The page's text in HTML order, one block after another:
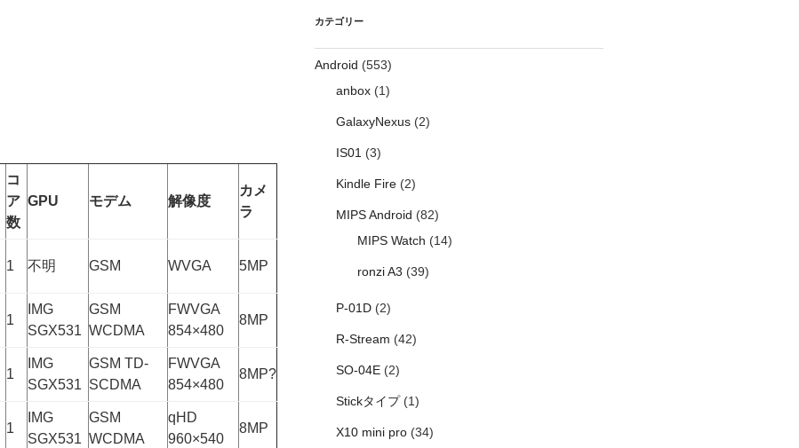
コ
ア
数
GPU モデム 解像度
カメ
ラ
1 不明 GSM WVGA 5MP
1
IMG
SGX531
GSM
WCDMA
FWVGA
854×480
8MP
1
IMG
SGX531
GSM TD-
SCDMA
FWVGA
854×480
8MP?
1
IMG
SGX531
GSM
WCDMA
qHD
960×540
8MP
カテゴリー
Android (553)
anbox(1)
GalaxyNexus(2)
IS01(3)
Kindle Fire(2)
MIPS Android (82)
MIPS Watch (14)
ronzi A3 (39)
P-01D(2)
R-Stream (42)
SO-04E(2)
Stickタイプ(1)
X10 mini pro(34)